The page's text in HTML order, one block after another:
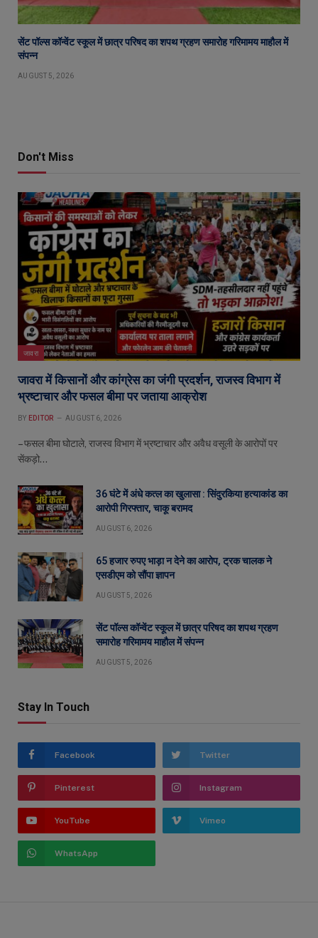
सेंट पॉल्स कॉन्वेंट स्कूल में छात्र परिषद का शपथ ग्रहण समारोह गरिमामय माहौल में
संपन्न
AUGUST 5, 2026
Don't Miss
जावरा
जावरा में किसानों और कांग्रेस का जंगी प्रदर्शन, राजस्व विभाग में
भ्रष्टाचार और फसल बीमा पर जताया आक्रोश
BY EDITOR AUGUST 6, 2026
– फसल बीमा घोटाले, राजस्व विभाग में भ्रष्टाचार और अवैध वसूली के आरोपों पर
सेंकड़ो…
36 घंटे में अंधे कत्ल का खुलासा : सिंदुरकिया हत्याकांड का
आरोपी गिरफ्तार, चाकू बरामद
AUGUST 6, 2026
65 हजार रुपए भाड़ा न देने का आरोप, ट्रक चालक ने
एसडीएम को सौंपा ज्ञापन
AUGUST 5, 2026
सेंट पॉल्स कॉन्वेंट स्कूल में छात्र परिषद का शपथ ग्रहण
समारोह गरिमामय माहौल में संपन्न
AUGUST 5, 2026
Stay In Touch
Facebook Twitter
Pinterest Instagram
YouTube Vimeo
WhatsApp